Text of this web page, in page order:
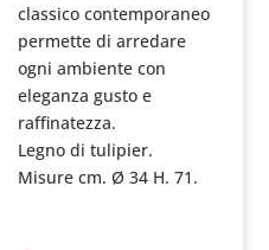
classico contemporaneo
permette di arredare
ogni ambiente con
eleganza gusto e
raffinatezza.
Legno di tulipier.
Misure cm. Ø 34 H. 71.